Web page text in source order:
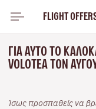
FLIGHT
ΓΙΑ ΑΥΤΌ ΤΟ
VOLOTEA ΤΟΝ
Ίσως προσπαθείς να